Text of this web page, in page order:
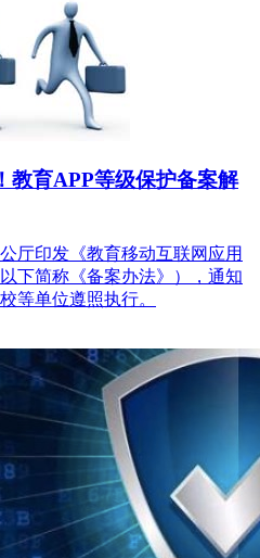
教育APP等级保护备案解
厅印发《教育移动互联网应用
下简称《备案办法》），通知
等单位遵照执行。